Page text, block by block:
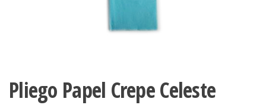
Pliego Papel Crepe Celeste